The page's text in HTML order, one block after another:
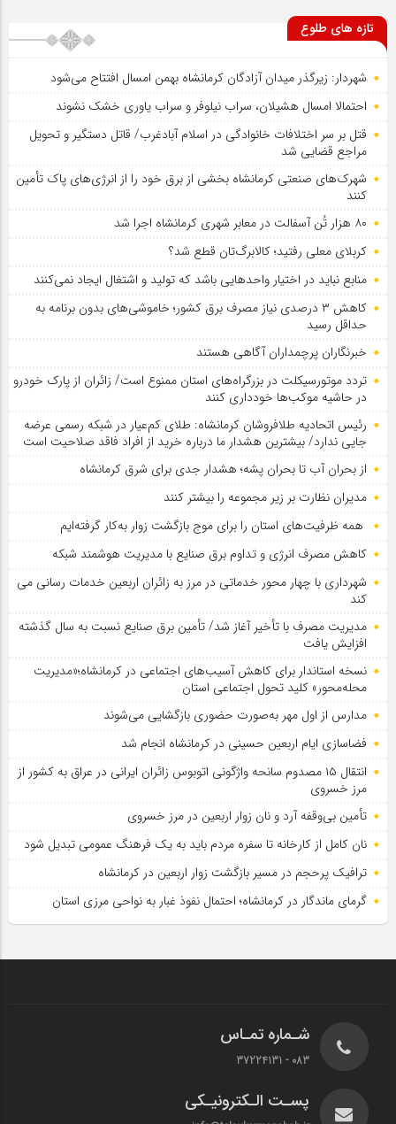
تازه های طلوع
شهردار: زیرگذر میدان آزادگان کرمانشاه بهمن امسال افتتاح می‌شود
احتمالا امسال هشیلان، سراب نیلوفر و سراب یاوری خشک نشوند
قتل بر سر اختلافات خانوادگی در اسلام آبادغرب/ قاتل دستگیر و تحویل
مراجع قضایی شد
شهرک‌های صنعتی کرمانشاه بخشی از برق خود را از انرژی‌های پاک تأمین
کنند
۸۰ هزار تُن آسفالت در معابر شهری کرمانشاه اجرا شد
کربلای معلی رفتید؛ کالابرگ‌تان قطع شد؟
منابع نباید در اختیار واحدهایی باشد که تولید و اشتغال ایجاد نمی‌کنند
کاهش ۳ درصدی نیاز مصرف برق کشور؛ خاموشی‌های بدون برنامه به
حداقل رسید
خبرنگاران پرچمداران آگاهی هستند
تردد موتورسیکلت در بزرگراه‌های استان ممنوع است/ زائران از پارک خودرو
در حاشیه موکب‌ها خودداری کنند
رئیس اتحادیه طلافروشان کرمانشاه: طلای کم‌عیار در شبکه رسمی عرضه
جایی ندارد/ بیشترین هشدار ما درباره خرید از افراد فاقد صلاحیت است
از بحران آب تا بحران پشه؛ هشدار جدی برای شرق کرمانشاه
مدیران نظارت بر زیر مجموعه را بیشتر کنند
همه ظرفیت‌های استان را برای موج بازگشت زوار به‌کار گرفته‌ایم
کاهش مصرف انرژی و تداوم برق صنایع با مدیریت هوشمند شبکه
شهرداری با چهار محور خدماتی در مرز به زائران اربعین خدمات رسانی می
کند
مدیریت مصرف با تأخیر آغاز شد/ تأمین برق صنایع نسبت به سال گذشته
افزایش یافت
نسخه استاندار برای کاهش آسیب‌های اجتماعی در کرمانشاه؛«مدیریت
محله‌محور» کلید تحول اجتماعی استان
مدارس از اول مهر به‌صورت حضوری بازگشایی می‌شوند
فضاسازی ایام اربعین حسینی در کرمانشاه انجام شد
انتقال ۱۵ مصدوم سانحه واژگونی اتوبوس زائران ایرانی در عراق به کشور از
مرز خسروی
تأمین بی‌وقفه آرد و نان زوار اربعین در مرز خسروی
نان کامل از کارخانه تا سفره مردم باید به یک فرهنگ عمومی تبدیل شود
ترافیک پرحجم در مسیر بازگشت زوار اربعین در کرمانشاه
گرمای ماندگار در کرمانشاه؛ احتمال نفوذ غبار به نواحی مرزی استان
شـماره تمـاس
083 - 37224131
پسـت الـکترونیـکی